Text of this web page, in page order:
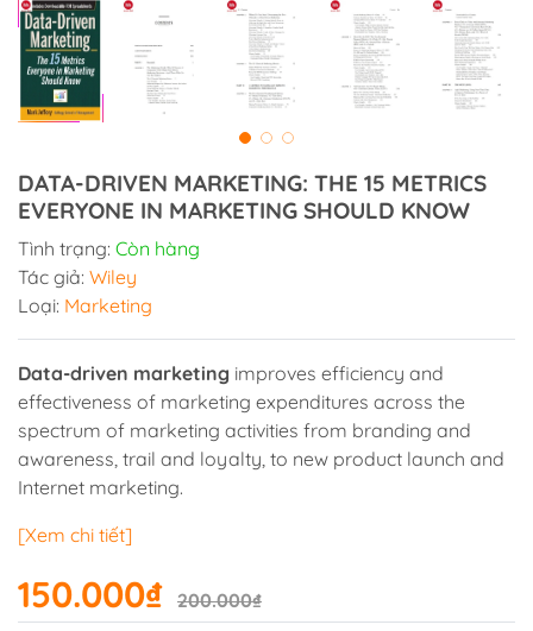
DATA-DRIVEN MARKETING: THE 15 METRICS
EVERYONE IN MARKETING SHOULD KNOW
Tình trạng: Còn hàng
Tác giả: Wiley
Loại: Marketing
Data-driven marketing improves efficiency and
effectiveness of marketing expenditures across the
spectrum of marketing activities from branding and
awareness, trail and loyalty, to new product launch and
Internet marketing.
[Xem chi tiết]
150.000₫ 200.000₫